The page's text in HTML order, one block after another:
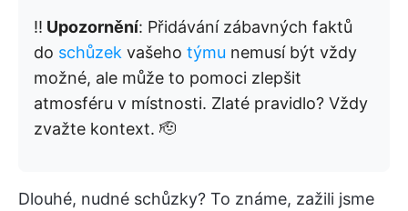
‼️ Upozornění: Přidávání zábavných faktů
do schůzek vašeho týmu nemusí být vždy
možné, ale může to pomoci zlepšit
atmosféru v místnosti. Zlaté pravidlo? Vždy
zvažte kontext. 🫡
Dlouhé, nudné schůzky? To známe, zažili jsme